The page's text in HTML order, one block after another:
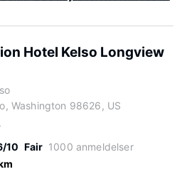
Hotel Kelso Longview
Washington 98626, US
10 Fair 1000 anmeldelser